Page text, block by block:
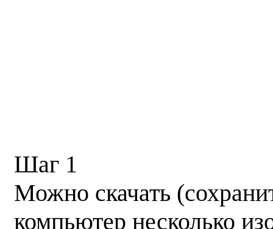
Шаг 1
Можно скачать
компьютер несколько